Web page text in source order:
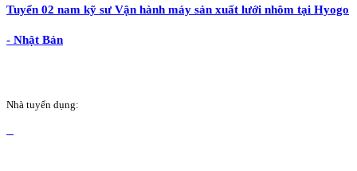
Tuyển 02 nam kỹ sư Vận hành máy sản xuất lưới nhôm tại Hyogo
- Nhật Bản
Nhà tuyển dụng: